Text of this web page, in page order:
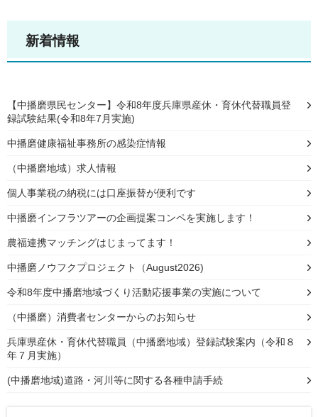
新着情報
【中播磨県民センター】令和8年度兵庫県産休・育休代替職員登
録試験結果(令和8年7月実施)
中播磨健康福祉事務所の感染症情報
（中播磨地域）求人情報
個⼈事業税の納税には口座振替が便利です
中播磨インフラツアーの企画提案コンペを実施します！
農福連携マッチングはじまってます！
中播磨ノウフクプロジェクト（August2026)
令和8年度中播磨地域づくり活動応援事業の実施について
（中播磨）消費者センターからのお知らせ
兵庫県産休・育休代替職員（中播磨地域）登録試験案内（令和８
年７月実施）
(中播磨地域)道路・河川等に関する各種申請手続